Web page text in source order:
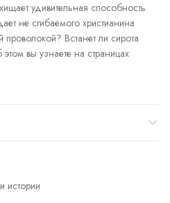
удивительная способность
не сгибаемого христианина
Встанет ли сирота
вы узнаете на страницах
истории